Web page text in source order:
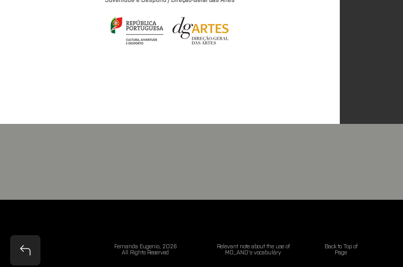
Fernanda Eugenio, 2026
All Rights Reserved
Relevant note about the use of
MO_AND's vocabuláry
Back to Topof
Page